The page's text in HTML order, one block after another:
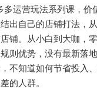
运营玩法系列课，价
出自己的店铺打法，
铺。从小白到大咖，
则优势，没有最新落
不知道如何节省投入
的人群。